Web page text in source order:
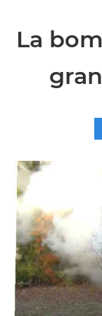
La